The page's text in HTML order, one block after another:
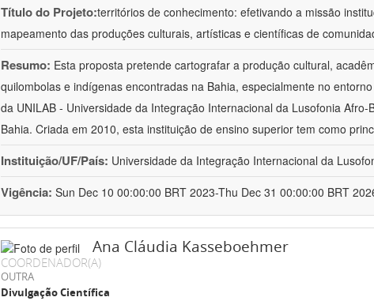
Título do Projeto:territórios de conhecimento: efetivando a missão
mapeamento das produções culturais, artísticas e científicas de
Resumo: Esta proposta pretende cartografar a produção cultural,
quilombolas e indígenas encontradas na Bahia, especialmente no
da UNILAB - Universidade da Integração Internacional da Lusofonia
Bahia. Criada em 2010, esta instituição de ensino superior tem como princ
Instituição/UF/País: Universidade da Integração Internacional da
Vigência: Sun Dec 10 00:00:00 BRT 2023-Thu Dec 31 00:00:00 BRT
Ana Cláudia Kasseboehmer
COORDENADOR(A)
OUTRA
Divulgação Científica